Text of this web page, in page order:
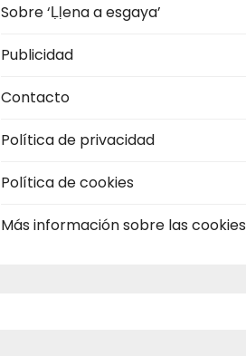
Sobre ‘Ḷḷena a esgaya’
Publicidad
Contacto
Política de privacidad
Política de cookies
Más información sobre las cookies